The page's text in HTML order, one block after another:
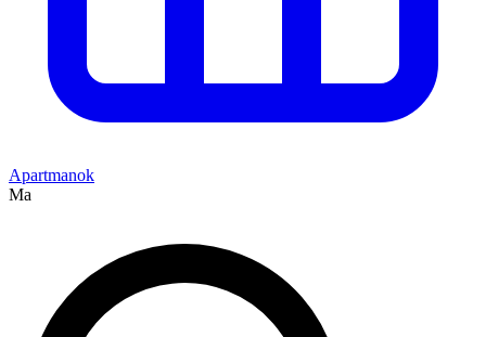
Apartmanok
Ma